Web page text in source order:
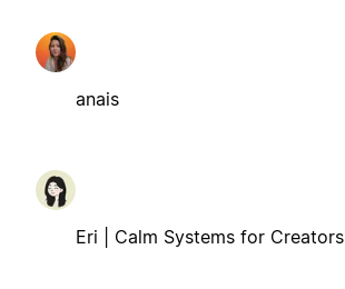
anais
Eri | Calm Systems for Creators